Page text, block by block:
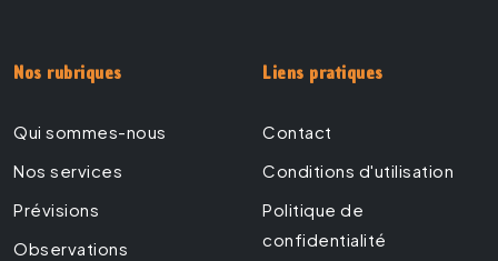
Nos rubriques
Qui sommes-nous
Nos services
Prévisions
Observations
Liens pratiques
Contact
Conditions d'utilisation
Politique de
confidentialité